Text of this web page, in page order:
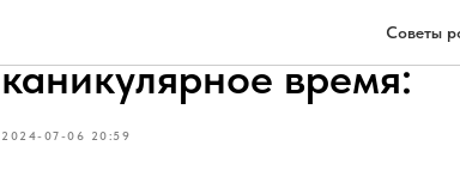
Советы
Несколько советов по
каникулярное время:
2024-07-06 20:59